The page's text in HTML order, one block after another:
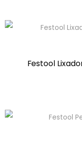
Festool